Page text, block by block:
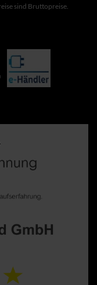
sind Bruttopreise.